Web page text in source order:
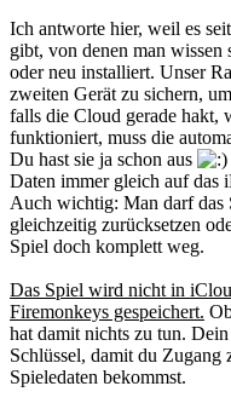
Ich antworte hier, weil es
gibt, von denen man wissen
oder neu installiert. Unser
zweiten Gerät zu sichern,
falls die Cloud gerade hakt,
funktioniert, muss die
Du hast sie ja schon aus
Daten immer gleich auf das
Auch wichtig: Man darf das
gleichzeitig zurücksetzen
Spiel doch komplett weg.
Das Spiel wird nicht in
Firemonkeys gespeichert.
hat damit nichts zu tun.
Schlüssel, damit du
Spieledaten bekommst.